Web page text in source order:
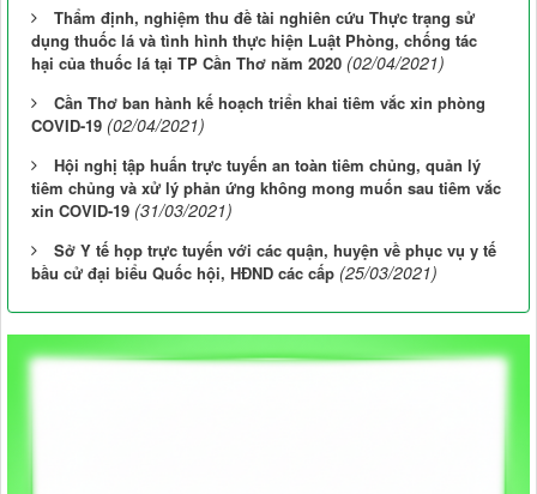
Thẩm định, nghiệm thu đề tài nghiên cứu Thực trạng sử
dụng thuốc lá và tình hình thực hiện Luật Phòng, chống tác
hại của thuốc lá tại TP Cần Thơ năm 2020 (02/04/2021)
Cần Thơ ban hành kế hoạch triển khai tiêm vắc xin phòng
COVID-19 (02/04/2021)
Hội nghị tập huấn trực tuyến an toàn tiêm chủng, quản lý
tiêm chủng và xử lý phản ứng không mong muốn sau tiêm vắc
xin COVID-19 (31/03/2021)
Sở Y tế họp trực tuyến với các quận, huyện về phục vụ y tế
bầu cử đại biểu Quốc hội, HĐND các cấp (25/03/2021)